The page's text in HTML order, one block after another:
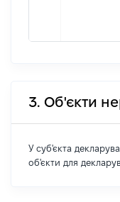
3. Об'єкти
У суб'єкта
об'єкти для